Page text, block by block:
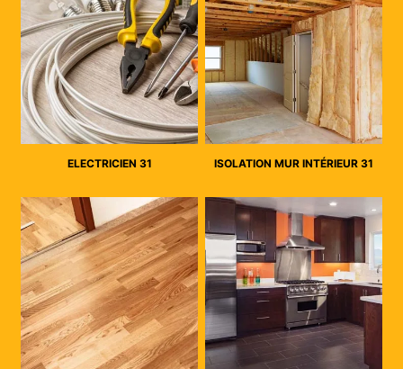
ELECTRICIEN 31 ISOLATION MUR INTÉRIEUR 31